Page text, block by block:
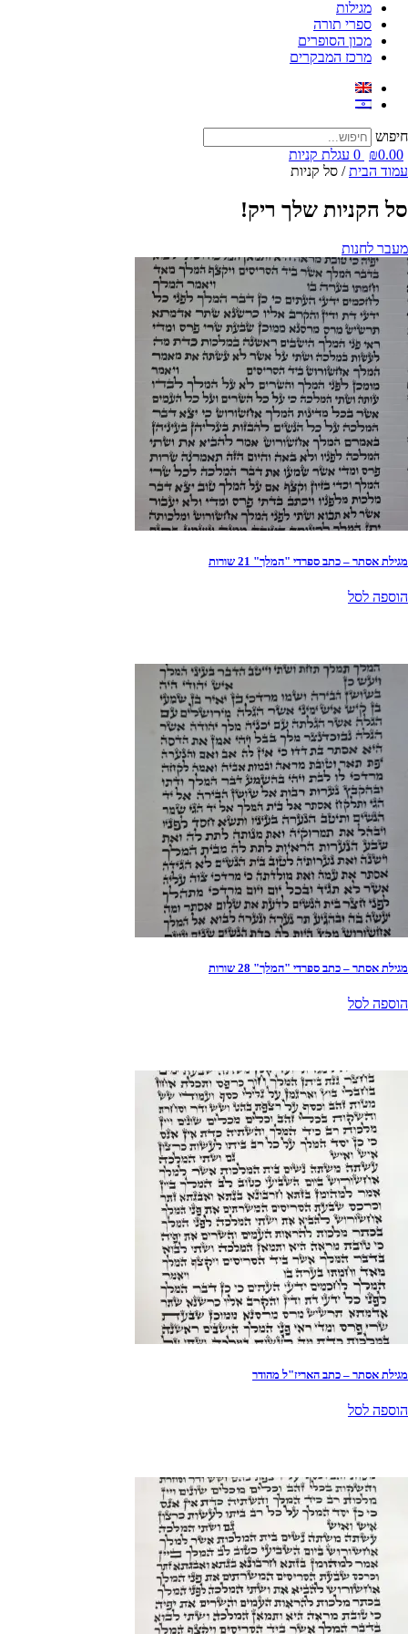
מגילות
ספרי תורה
מכון הסופרים
מרכז המבקרים
חיפוש
₪0.00
0 עגלת קניות
עמוד הבית/ סל קניות
סל הקניות שלך ריק!
מעבר לחנות
מגילת אסתר – כתב ספרדי "המלך" 21 שורות
הוספה לסל
מגילת אסתר – כתב ספרדי "המלך" 28 שורות
הוספה לסל
מגילת אסתר – כתב האריז"ל מהודר
הוספה לסל